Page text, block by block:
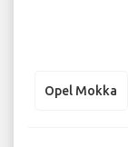
Opel Mokka